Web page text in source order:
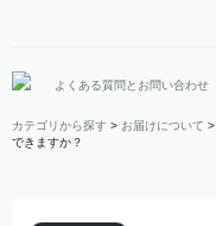
よくある質問とお問い合わせ
カテゴリから探す > お届けについて >
できますか？